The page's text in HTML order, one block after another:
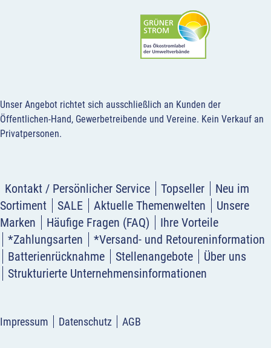
Unser Angebot richtet sich ausschließlich an Kunden der
Öffentlichen-Hand, Gewerbetreibende und Vereine. Kein Verkauf an
Privatpersonen.
Kontakt / Persönlicher Service Topseller
Neu im
Sortiment
SALE Aktuelle Themenwelten
Unsere
Marken
Häufige Fragen (FAQ)
Ihre Vorteile
*Zahlungsarten
*Versand- und Retoureninformation
Batterienrücknahme
Stellenangebote
Über uns
Strukturierte Unternehmensinformationen
Impressum Datenschutz AGB